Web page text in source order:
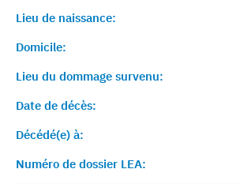
Lieu de naissance:
Domicile:
Lieu du dommage survenu:
Date de décès:
Décédé(e) à:
Numéro de dossier LEA: